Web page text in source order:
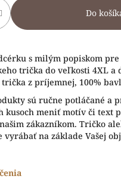
Do
s milým popiskom
trička do veľkosti 4XL a
z príjemnej, 100%
ty sú ručne potláčané a
meniť motív či text
zákazníkom. Tričko
vyrábať na základe Vašej